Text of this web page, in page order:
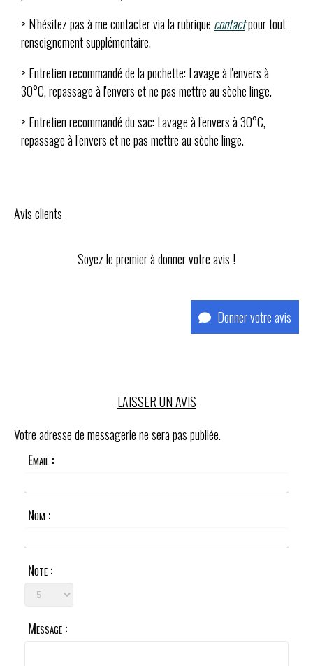
> N'hésitez pas à me contacter via la rubrique contactpour tout
renseignement supplémentaire.
> Entretien recommandé de la pochette: Lavage à l'envers à
30°C, repassage à l'envers et ne pas mettre au sèche linge.
> Entretien recommandé du sac: Lavage à l'envers à 30°C,
repassage à l'envers et ne pas mettre au sèche linge.
Avis clients
Soyez le premier à donner votre avis !
Donner votre avis
LAISSER UN AVIS
Votre adresse de messagerie ne sera pas publiée.
Email :
Nom :
Note :
Message :